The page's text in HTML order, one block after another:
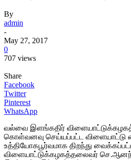
By
admin
-
May 27, 2017
0
707 views
Share
Facebook
Twitter
Pinterest
WhatsApp
வல்வை இளங்கதிர்
கொள்வனவு செய்யப்பட்ட விளையாட்டு
உத்தியோகபூர்வமாக திறந்து
விளையாட்டுக்கழகத்தலைவர்